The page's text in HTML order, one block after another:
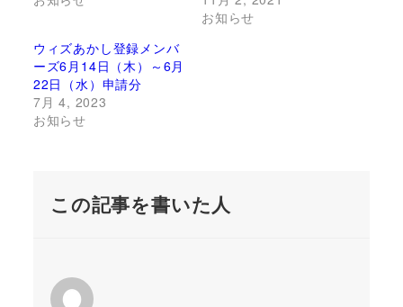
お知らせ
ウィズあかし登録メンバ
ーズ6月14日（木）～6月
22日（水）申請分
7月 4, 2023
お知らせ
この記事を書いた人